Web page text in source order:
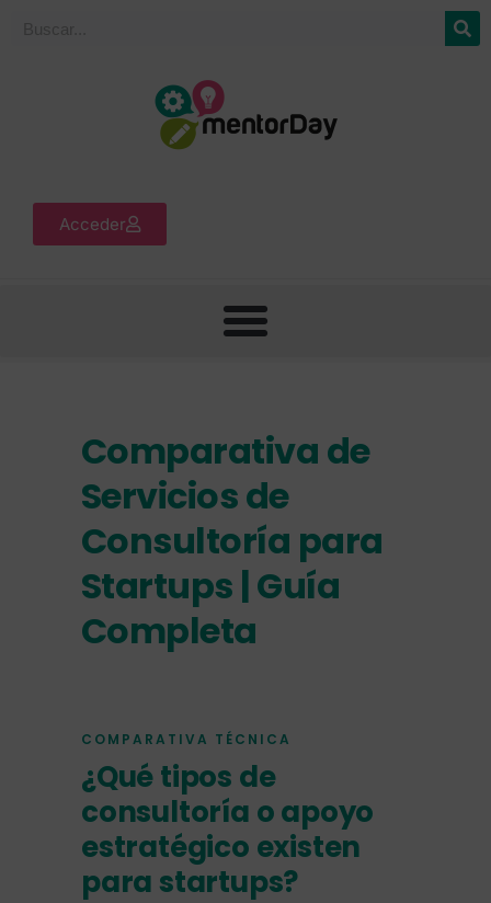
Acceder
Comparativa de
Servicios de
Consultoría para
Startups | Guía
Completa
COMPARATIVA TÉCNICA
¿Qué tipos de
consultoría o apoyo
estratégico existen
para startups?